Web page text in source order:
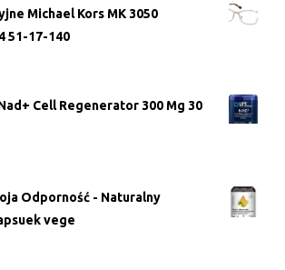
Michael Kors MK 3050
51-17-140
Cell Regenerator 300 Mg 30
Odporność - Naturalny
vege